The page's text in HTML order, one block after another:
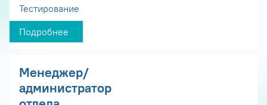
Тестирование
Подробнее
Менеджер/
администратор